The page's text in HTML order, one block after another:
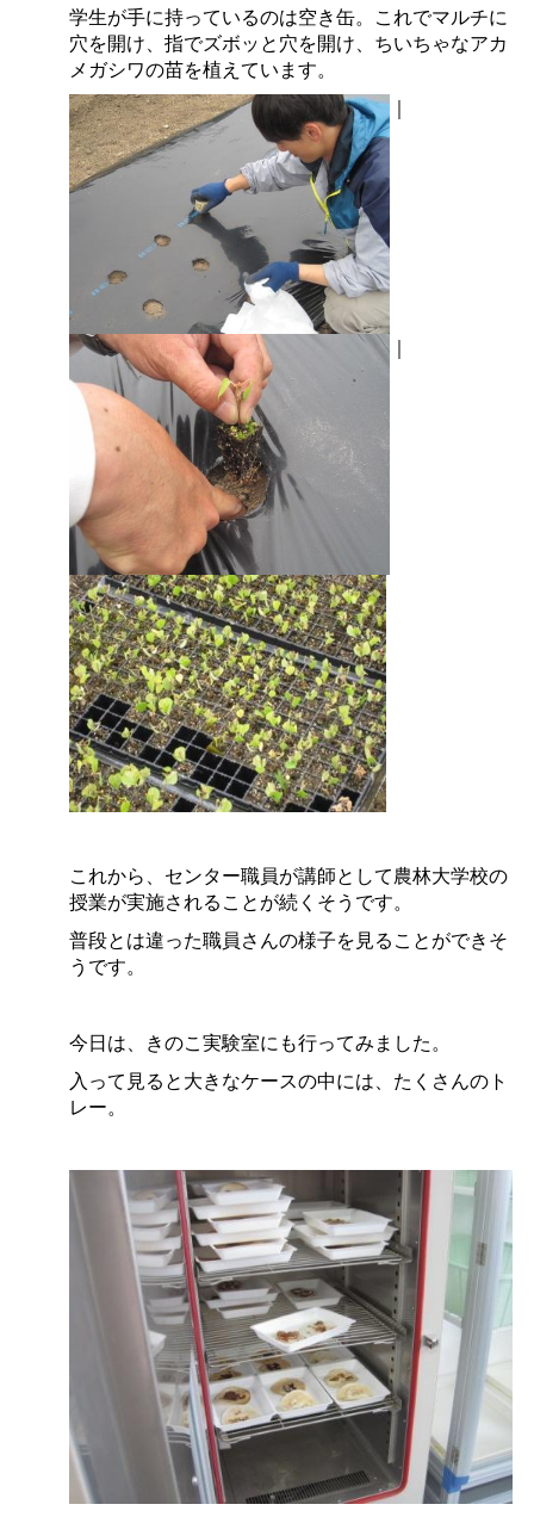
学生が手に持っているのは空き缶。これでマルチに
穴を開け、指でズボッと穴を開け、ちいちゃなアカ
メガシワの苗を植えています。
｜
｜
これから、センター職員が講師として農林大学校の
授業が実施されることが続くそうです。
普段とは違った職員さんの様子を見ることができそ
うです。
今日は、きのこ実験室にも行ってみました。
入って見ると大きなケースの中には、たくさんのト
レー。